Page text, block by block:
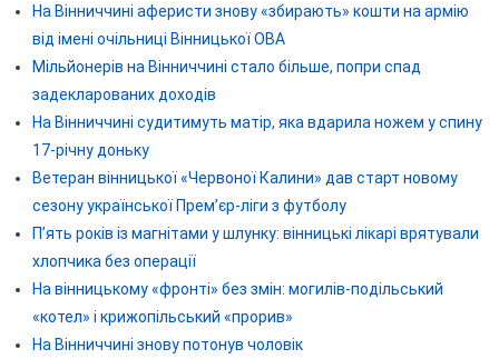
На Вінниччині аферисти знову «збирають» кошти на армію
від імені очільниці Вінницької ОВА
Мільйонерів на Вінниччині стало більше, попри спад
задекларованих доходів
На Вінниччині судитимуть матір, яка вдарила ножем у спину
17-річну доньку
Ветеран вінницької «Червоної Калини» дав старт новому
сезону української Прем’єр-ліги з футболу
П’ять років із магнітами у шлунку: вінницькі лікарі врятували
хлопчика без операції
На вінницькому «фронті» без змін: могилів-подільський
«котел» і крижопільський «прорив»
На Вінниччині знову потонув чоловік